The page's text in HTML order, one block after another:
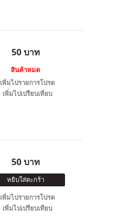
50 บาท
สินค้าหมด
เพิ่มไปรายการโปรด
เพิ่มไปเปรียบเทียบ
50 บาท
หยิบใส่ตะกร้า
เพิ่มไปรายการโปรด
เพิ่มไปเปรียบเทียบ